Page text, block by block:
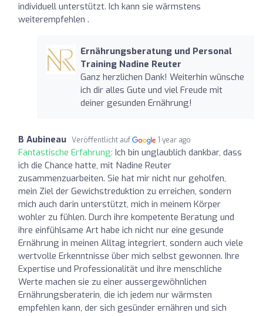
individuell unterstützt. Ich kann sie wärmstens
weiterempfehlen .
Ernährungsberatung und Personal
Training Nadine Reuter
Ganz herzlichen Dank! Weiterhin wünsche
ich dir alles Gute und viel Freude mit
deiner gesunden Ernährung!
B Aubineau Veröffentlicht auf 1 year ago
Fantastische Erfahrung: Ich bin unglaublich dankbar, dass
ich die Chance hatte, mit Nadine Reuter
zusammenzuarbeiten. Sie hat mir nicht nur geholfen,
mein Ziel der Gewichstreduktion zu erreichen, sondern
mich auch darin unterstützt, mich in meinem Körper
wohler zu fühlen. Durch ihre kompetente Beratung und
ihre einfühlsame Art habe ich nicht nur eine gesunde
Ernährung in meinen Alltag integriert, sondern auch viele
wertvolle Erkenntnisse über mich selbst gewonnen. Ihre
Expertise und Professionalität und ihre menschliche
Werte machen sie zu einer aussergewöhnlichen
Ernährungsberaterin, die ich jedem nur wärmsten
empfehlen kann, der sich gesünder ernähren und sich